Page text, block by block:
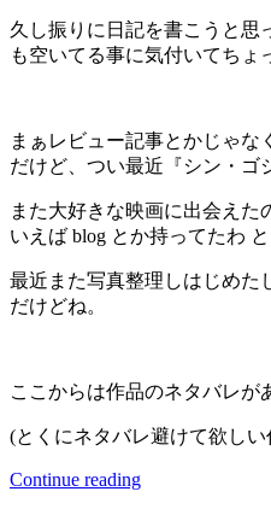
久し振りに日記を書こうと思
も空いてる事に気付いてちょ
まぁレビュー記事とかじゃな
だけど、つい最近『シン・ゴ
また大好きな映画に出会えた
いえば blog とか持ってたわ と
最近また写真整理しはじめた
だけどね。
ここからは作品のネタバレが
(とくにネタバレ避けて欲し
Continue reading